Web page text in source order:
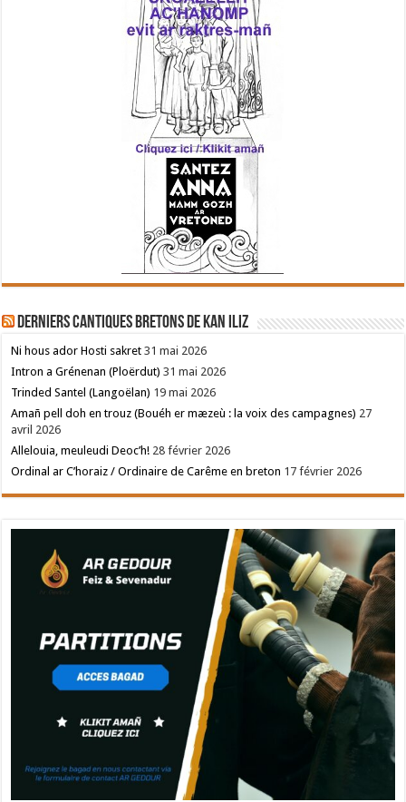
Derniers cantiques bretons de Kan Iliz
Ni hous ador Hosti sakret 31 mai 2026
Intron a Grénenan (Ploërdut) 31 mai 2026
Trinded Santel (Langoëlan) 19 mai 2026
Amañ pell doh en trouz (Bouéh er mæzeù : la voix des campagnes) 27
avril 2026
Allelouia, meuleudi Deoc’h! 28 février 2026
Ordinal ar C’horaiz / Ordinaire de Carême en breton 17 février 2026